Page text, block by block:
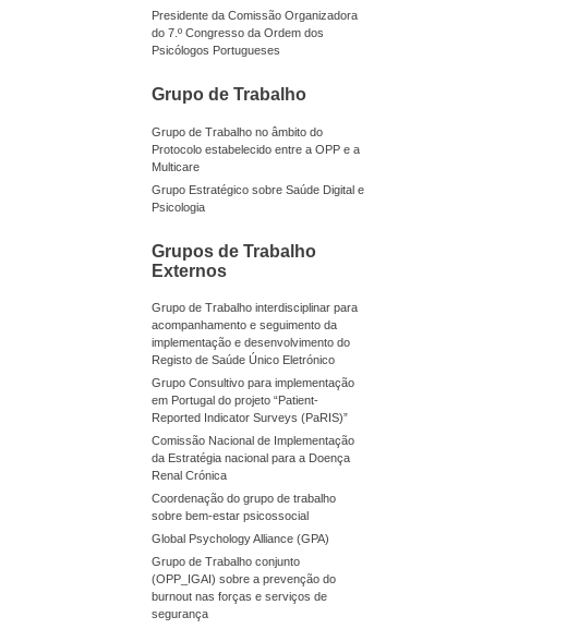
Presidente da Comissão Organizadora
do 7.º Congresso da Ordem dos
Psicólogos Portugueses
Grupo de Trabalho
Grupo de Trabalho no âmbito do
Protocolo estabelecido entre a OPP e a
Multicare
Grupo Estratégico sobre Saúde Digital e
Psicologia
Grupos de Trabalho
Externos
Grupo de Trabalho interdisciplinar para
acompanhamento e seguimento da
implementação e desenvolvimento do
Registo de Saúde Único Eletrónico
Grupo Consultivo para implementação
em Portugal do projeto “Patient-
Reported Indicator Surveys (PaRIS)”
Comissão Nacional de Implementação
da Estratégia nacional para a Doença
Renal Crónica
Coordenação do grupo de trabalho
sobre bem-estar psicossocial
Global Psychology Alliance (GPA)
Grupo de Trabalho conjunto
(OPP_IGAI) sobre a prevenção do
burnout nas forças e serviços de
segurança